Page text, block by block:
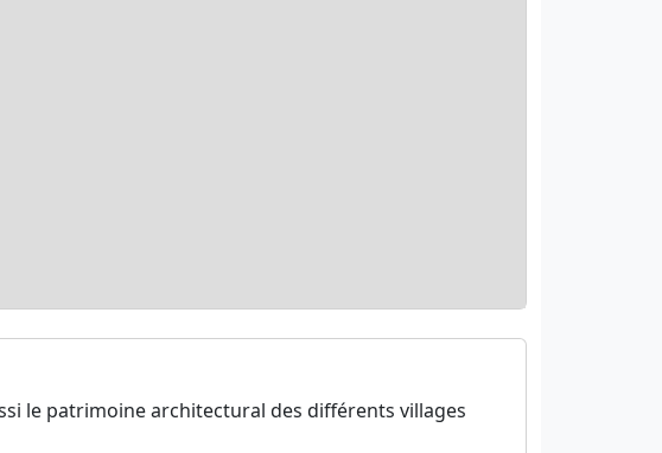
le patrimoine architectural des différents villages